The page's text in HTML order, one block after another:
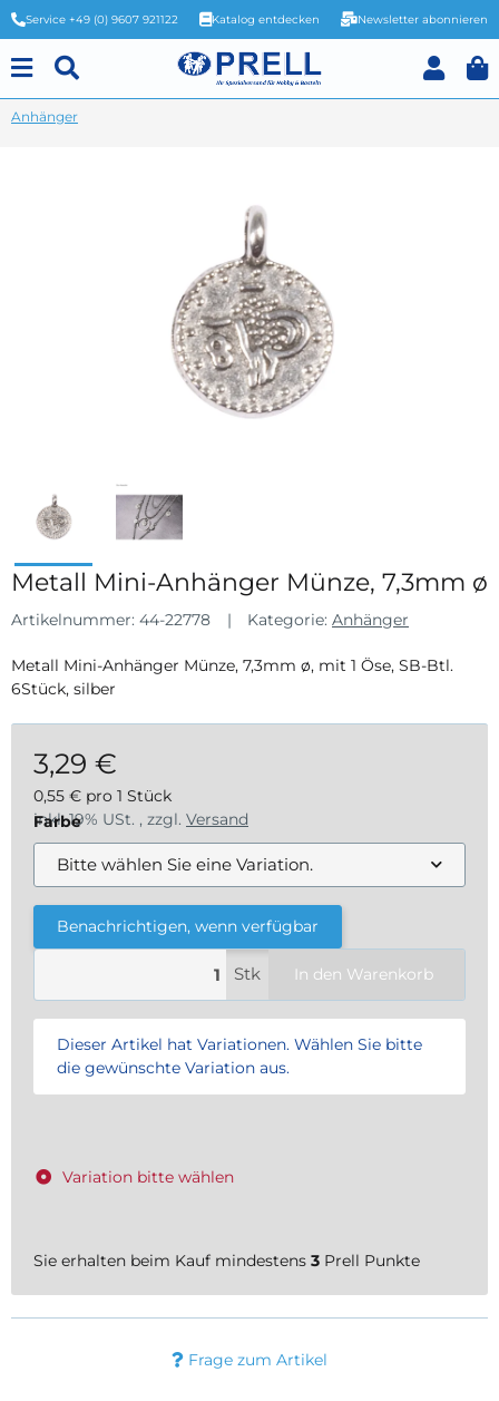
Service +49 (0) 9607 921122 Katalog entdecken Newsletter abonnieren
Anhänger
Metall Mini-Anhänger Münze, 7,3mm ø
Artikelnummer: 44-22778 Kategorie: Anhänger
Metall Mini-Anhänger Münze, 7,3mm ø, mit 1 Öse, SB-Btl.
6Stück, silber
3,29 €
0,55 € pro 1 Stück
inkl. 19% USt. , zzgl. Versand
Farbe
Bitte wählen Sie eine Variation.
Benachrichtigen, wenn verfügbar
Stk In den Warenkorb
x
Dieser Artikel hat Variationen. Wählen Sie bitte
die gewünschte Variation aus.
Variation bitte wählen
Sie erhalten beim Kauf mindestens 3 Prell Punkte
Frage zum Artikel